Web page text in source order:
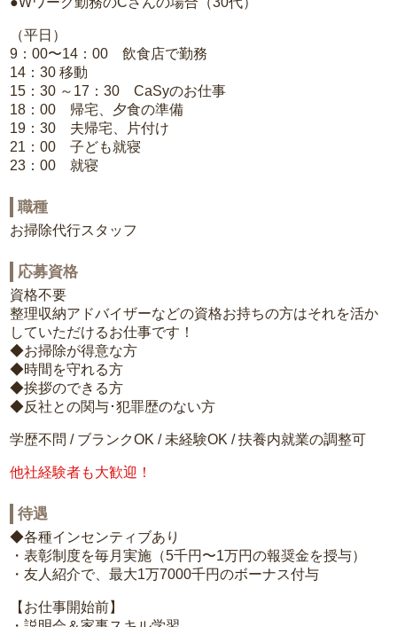
（平日）
9：00〜14：00 飲食店で勤務
14：30 移動
15：30 ～17：30 CaSyのお仕事
18：00 帰宅、夕食の準備
19：30 夫帰宅、片付け
21：00 子ども就寝
23：00 就寝
職種
お掃除代行スタッフ
応募資格
資格不要
整理収納アドバイザーなどの資格お持ちの方はそれを活か
していただけるお仕事です！
◆お掃除が得意な方
◆時間を守れる方
◆挨拶のできる方
◆反社との関与･犯罪歴のない方
学歴不問 / ブランクOK / 未経験OK / 扶養内就業の調整可
他社経験者も大歓迎！
待遇
◆各種インセンティブあり
・表彰制度を毎月実施（5千円〜1万円の報奨金を授与）
・友人紹介で、最大1万7000千円のボーナス付与
【お仕事開始前】